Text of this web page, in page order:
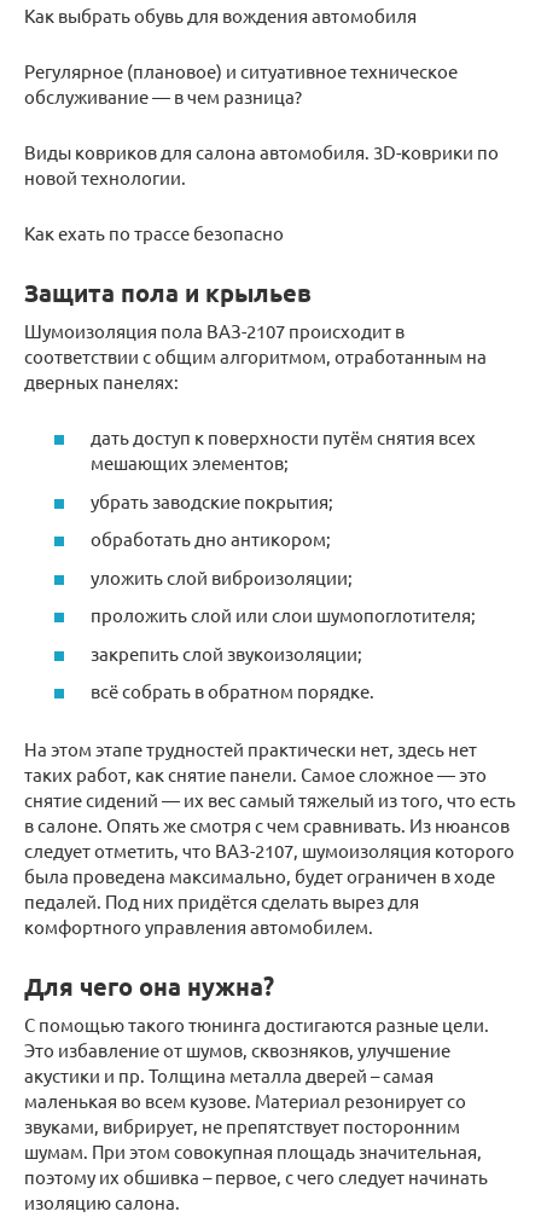
Как выбрать обувь для вождения автомобиля
Регулярное (плановое) и ситуативное техническое
обслуживание — в чем разница?
Виды ковриков для салона автомобиля. 3D-коврики по
новой технологии.
Как ехать по трассе безопасно
Защита пола и крыльев
Шумоизоляция пола ВАЗ-2107 происходит в
соответствии с общим алгоритмом, отработанным на
дверных панелях:
дать доступ к поверхности путём снятия всех
мешающих элементов;
убрать заводские покрытия;
обработать дно антикором;
уложить слой виброизоляции;
проложить слой или слои шумопоглотителя;
закрепить слой звукоизоляции;
всё собрать в обратном порядке.
На этом этапе трудностей практически нет, здесь нет
таких работ, как снятие панели. Самое сложное — это
снятие сидений — их вес самый тяжелый из того, что есть
в салоне. Опять же смотря с чем сравнивать. Из нюансов
следует отметить, что ВАЗ-2107, шумоизоляция которого
была проведена максимально, будет ограничен в ходе
педалей. Под них придётся сделать вырез для
комфортного управления автомобилем.
Для чего она нужна?
С помощью такого тюнинга достигаются разные цели.
Это избавление от шумов, сквозняков, улучшение
акустики и пр. Толщина металла дверей – самая
маленькая во всем кузове. Материал резонирует со
звуками, вибрирует, не препятствует посторонним
шумам. При этом совокупная площадь значительная,
поэтому их обшивка – первое, с чего следует начинать
изоляцию салона.